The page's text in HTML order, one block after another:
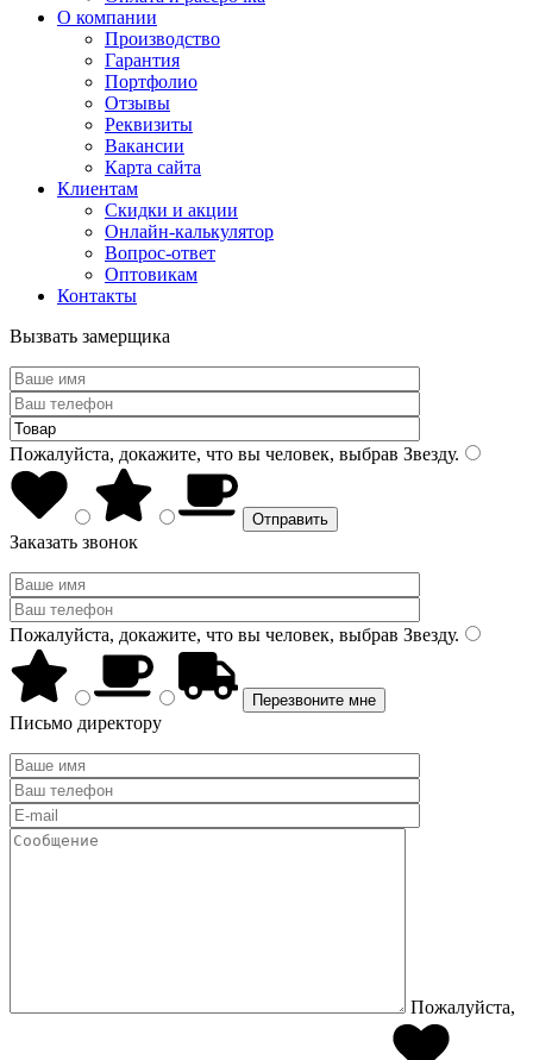
О компании
Производство
Гарантия
Портфолио
Отзывы
Реквизиты
Вакансии
Карта сайта
Клиентам
Скидки и акции
Онлайн-калькулятор
Вопрос-ответ
Оптовикам
Контакты
Вызвать замерщика
Пожалуйста, докажите, что вы человек, выбрав Звезду.
Заказать звонок
Пожалуйста, докажите, что вы человек, выбрав Звезду.
Письмо директору
Пожалуйста,